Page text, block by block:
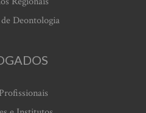
Deontologia